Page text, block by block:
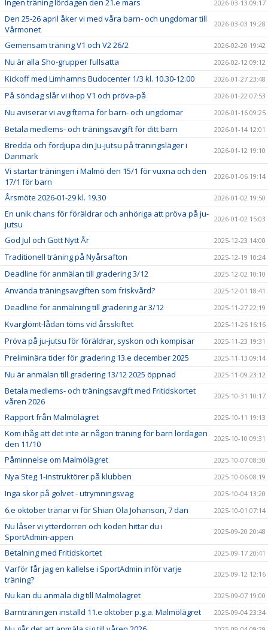
Ingen träning lördagen den 21.e mars 2026-03-13 09:17
Den 25-26 april åker vi med våra barn- och ungdomar till
Vårmonet
2026-03-03 19:28
Gemensam träning V1 och V2 26/2 2026-02-20 19:42
Nu är alla Sho-grupper fullsatta 2026-02-12 09:12
Kickoff med Limhamns Budocenter 1/3 kl. 10.30-12.00 2026-01-27 23:48
På söndag slår vi ihop V1 och pröva-på 2026-01-22 07:53
Nu aviserar vi avgifterna för barn- och ungdomar 2026-01-16 09:25
Betala medlems- och träningsavgift för ditt barn 2026-01-14 12:01
Bredda och fördjupa din Ju-jutsu på träningsläger i
Danmark
2026-01-12 19:10
Vi startar träningen i Malmö den 15/1 för vuxna och den
17/1 för barn
2026-01-06 19:14
Årsmöte 2026-01-29 kl. 19.30 2026-01-02 19:50
En unik chans för föräldrar och anhöriga att pröva på ju-
jutsu
2026-01-02 15:03
God Jul och Gott Nytt År 2025-12-23 14:00
Traditionell träning på Nyårsafton 2025-12-19 10:24
Deadline för anmälan till gradering 3/12 2025-12-02 10:10
Använda träningsavgiften som friskvård? 2025-12-01 18:41
Deadline för anmälning till gradering är 3/12 2025-11-27 22:19
Kvarglömt-lådan töms vid årsskiftet 2025-11-26 16:16
Pröva på ju-jutsu för föräldrar, syskon och kompisar 2025-11-23 19:31
Preliminära tider för gradering 13.e december 2025 2025-11-13 09:14
Nu är anmälan till gradering 13/12 2025 öppnad 2025-11-09 23:12
Betala medlems- och träningsavgift med Fritidskortet
våren 2026
2025-10-31 10:17
Rapport från Malmölägret 2025-10-11 19:13
Kom ihåg att det inte är någon träning för barn lördagen
den 11/10
2025-10-10 09:31
Påminnelse om Malmölägret 2025-10-07 08:30
Nya Steg 1-instruktörer på klubben 2025-10-06 08:19
Inga skor på golvet - utrymningsväg 2025-10-04 13:20
6.e oktober tränar vi för Shian Ola Johanson, 7 dan 2025-10-01 07:14
Nu låser vi ytterdörren och koden hittar du i
SportAdmin-appen
2025-09-20 20:48
Betalning med Fritidskortet 2025-09-17 20:41
Varför får jag en kallelse i SportAdmin inför varje
träning?
2025-09-12 12:16
Nu kan du anmäla dig till Malmölägret 2025-09-07 19:00
Barnträningen inställd 11.e oktober p.g.a. Malmölägret 2025-09-04 23:34